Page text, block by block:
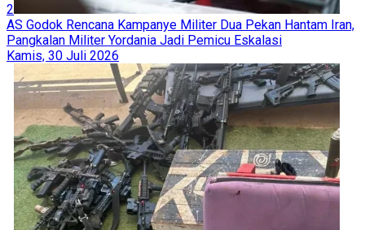
2
AS Godok Rencana Kampanye Militer Dua Pekan Hantam Iran,
Pangkalan Militer Yordania Jadi Pemicu Eskalasi
Kamis, 30 Juli 2026